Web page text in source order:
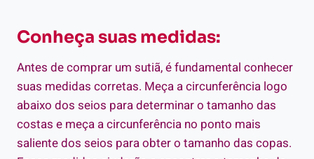
Conheça suas medidas:
Antes de comprar um sutiã, é fundamental conhecer
suas medidas corretas. Meça a circunferência logo
abaixo dos seios para determinar o tamanho das
costas e meça a circunferência no ponto mais
saliente dos seios para obter o tamanho das copas.